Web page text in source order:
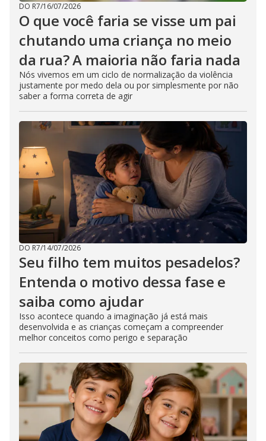
DO R7/16/07/2026
O que você faria se visse um pai
chutando uma criança no meio
da rua? A maioria não faria nada
Nós vivemos em um ciclo de normalização da violência
justamente por medo dela ou por simplesmente por não
saber a forma correta de agir
DO R7/14/07/2026
Seu filho tem muitos pesadelos?
Entenda o motivo dessa fase e
saiba como ajudar
Isso acontece quando a imaginação já está mais
desenvolvida e as crianças começam a compreender
melhor conceitos como perigo e separação